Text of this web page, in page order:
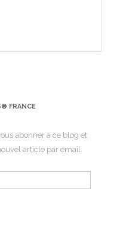
FRANCE
abonner à ce blog et
article par email.